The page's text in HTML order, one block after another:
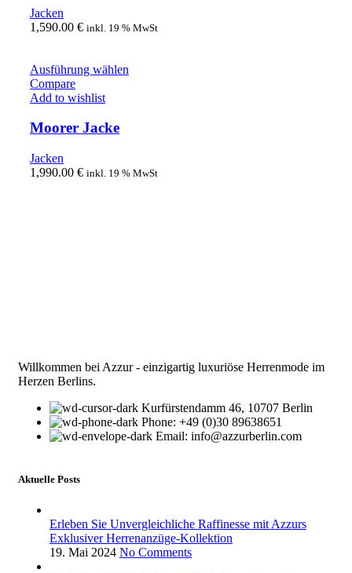
Jacken
1,590.00 € inkl. 19 % MwSt
Ausführung wählen
Compare
Add to wishlist
Moorer Jacke
Jacken
1,990.00 € inkl. 19 % MwSt
Willkommen bei Azzur - einzigartig luxuriöse Herrenmode im
Herzen Berlins.
Kurfürstendamm 46, 10707 Berlin
Phone: +49 (0)30 89638651
Email: info@azzurberlin.com
Aktuelle Posts
Erleben Sie Unvergleichliche Raffinesse mit Azzurs
Exklusiver Herrenanzüge-Kollektion
19. Mai 2024 No Comments